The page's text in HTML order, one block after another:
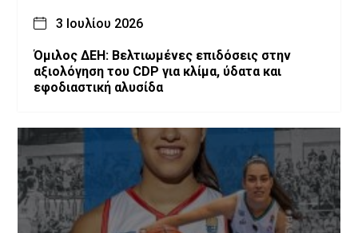
3 Ιουλίου 2026
Όμιλος ΔΕΗ: Βελτιωμένες επιδόσεις στην
αξιολόγηση του CDP για κλίμα, ύδατα και
εφοδιαστική αλυσίδα